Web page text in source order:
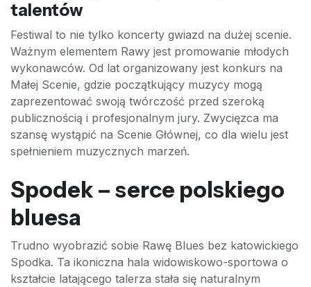
talentów
Festiwal to nie tylko koncerty gwiazd na dużej scenie.
Ważnym elementem Rawy jest promowanie młodych
wykonawców. Od lat organizowany jest konkurs na
Małej Scenie, gdzie początkujący muzycy mogą
zaprezentować swoją twórczość przed szeroką
publicznością i profesjonalnym jury. Zwycięzca ma
szansę wystąpić na Scenie Głównej, co dla wielu jest
spełnieniem muzycznych marzeń.
Spodek – serce polskiego
bluesa
Trudno wyobrazić sobie Rawę Blues bez katowickiego
Spodka. Ta ikoniczna hala widowiskowo-sportowa o
kształcie latającego talerza stała się naturalnym